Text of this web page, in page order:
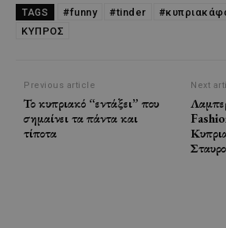
TAGS #funny #tinder
ΚΥΠΡΟΣ
Previous article
Το κυπριακό “εντάξει” που
σημαίνει τα πάντα και
τίποτα
Next